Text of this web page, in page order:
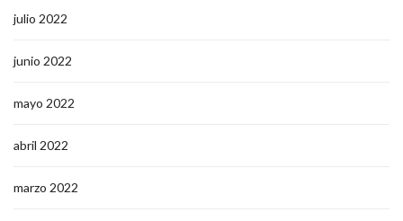
julio 2022
junio 2022
mayo 2022
abril 2022
marzo 2022